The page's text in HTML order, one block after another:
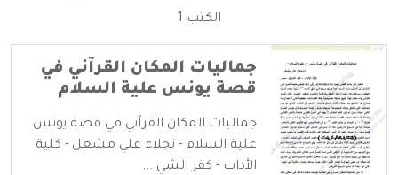
الكتب 1
جماليات المكان القرآني في
قصة يونس علية السلام
جماليات المكان القرآني في قصة يونس
علية السلام - نجلاء علي مشعل - كلية
الأداب - كفر الشي ...